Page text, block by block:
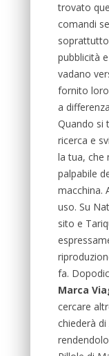
trovato
comandi
pubblicità
vadano
fornito
a
Quando si
ricerca e
la tua, che
palpabile
macchina.
uso. Su
sito e
fa.
Marca
cercare
chiederà di